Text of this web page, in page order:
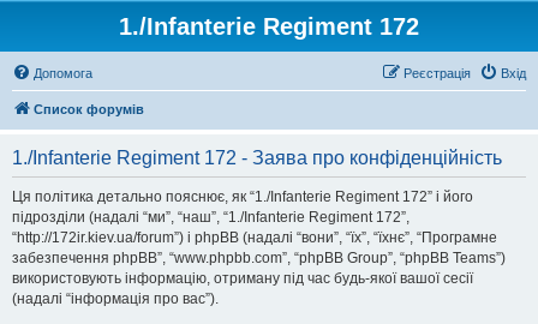
1./Infanterie Regiment 172
Допомога Вхід
Реєстрація
Список форумів
1./Infanterie Regiment 172 - Заява про конфіденційність
Ця політика детально пояснює, як “1./Infanterie Regiment 172” і його
підрозділи (надалі “ми”, “наш”, “1./Infanterie Regiment 172”,
“http://172ir.kiev.ua/forum”) і phpBB (надалі “вони”, “їх”, “їхнє”, “Програмне
забезпечення phpBB”, “www.phpbb.com”, “phpBB Group”, “phpBB Teams”)
використовують інформацію, отриману під час будь-якої вашої сесії
(надалі “інформація про вас”).